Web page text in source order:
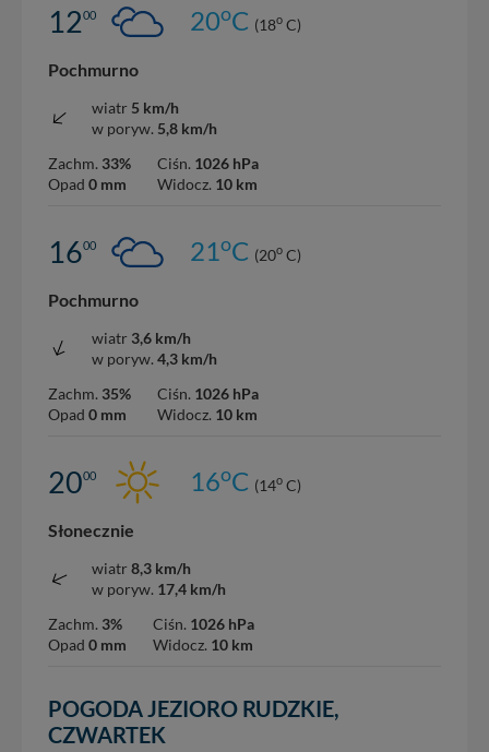
1200 20oC (18o C)
Pochmurno
wiatr 5 km/h
w poryw. 5,8 km/h
Zachm. 33%
Opad 0 mm
Ciśn. 1026 hPa
Widocz. 10 km
1600 21oC (20o C)
Pochmurno
wiatr 3,6 km/h
w poryw. 4,3 km/h
Zachm. 35%
Opad 0 mm
Ciśn. 1026 hPa
Widocz. 10 km
2000 16oC (14o C)
Słonecznie
wiatr 8,3 km/h
w poryw. 17,4 km/h
Zachm. 3%
Opad 0 mm
Ciśn. 1026 hPa
Widocz. 10 km
POGODA JEZIORO RUDZKIE,
CZWARTEK